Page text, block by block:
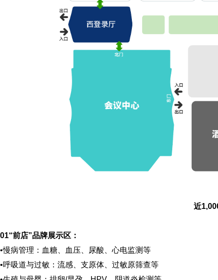
近
01“前店”品牌展示区：
•慢病管理： 血糖、血压、尿酸、心电监测等
•呼吸道与过敏： 流感、支原体、过敏原筛查等